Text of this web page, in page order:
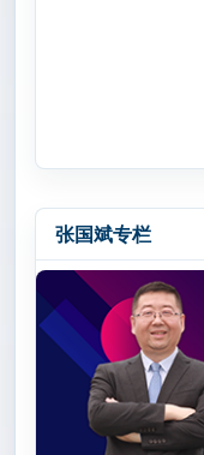
张国斌专栏